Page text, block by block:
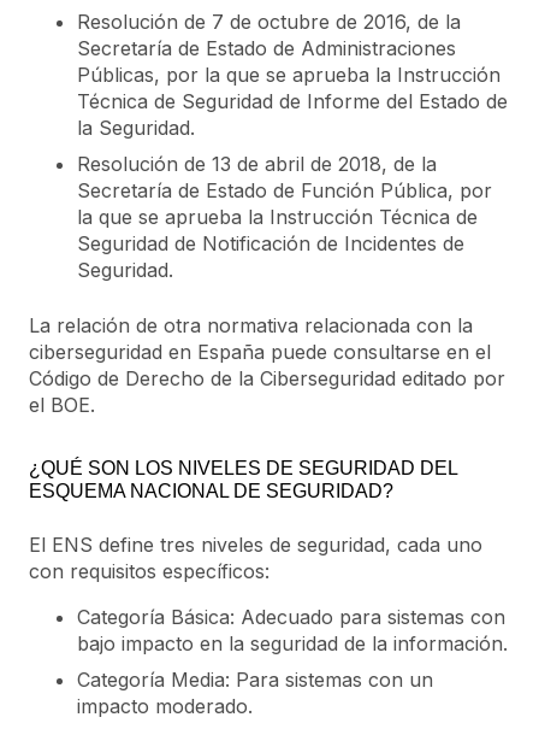
Resolución de 7 de octubre de 2016, de la
Secretaría de Estado de Administraciones
Públicas, por la que se aprueba la Instrucción
Técnica de Seguridad de Informe del Estado de
la Seguridad.
Resolución de 13 de abril de 2018, de la
Secretaría de Estado de Función Pública, por
la que se aprueba la Instrucción Técnica de
Seguridad de Notificación de Incidentes de
Seguridad.
La relación de otra normativa relacionada con la
ciberseguridad en España puede consultarse en el
Código de Derecho de la Ciberseguridad editado por
el BOE.
¿QUÉ SON LOS NIVELES DE SEGURIDAD DEL
ESQUEMA NACIONAL DE SEGURIDAD?
El ENS define tres niveles de seguridad, cada uno
con requisitos específicos:
Categoría Básica: Adecuado para sistemas con
bajo impacto en la seguridad de la información.
Categoría Media: Para sistemas con un
impacto moderado.